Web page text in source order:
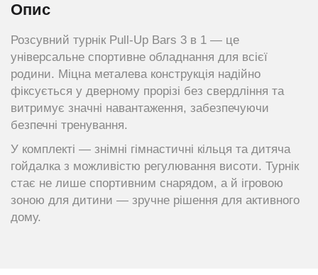
Опис
Розсувний турнік Pull-Up Bars 3 в 1 — це
універсальне спортивне обладнання для всієї
родини. Міцна металева конструкція надійно
фіксується у дверному прорізі без свердління та
витримує значні навантаження, забезпечуючи
безпечні тренування.
У комплекті — знімні гімнастичні кільця та дитяча
гойдалка з можливістю регулювання висоти. Турнік
стає не лише спортивним снарядом, а й ігровою
зоною для дитини — зручне рішення для активного
дому.